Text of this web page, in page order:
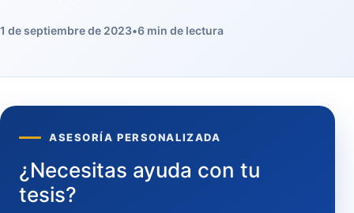
1 de septiembre de 2023•6 min de lectura
ASESORÍA PERSONALIZADA
¿Necesitas ayuda con tu
tesis?